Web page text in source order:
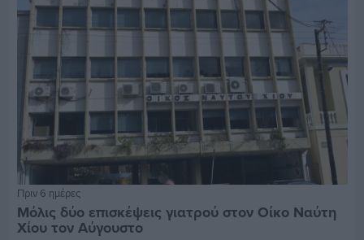
Πριν 6 ημέρες
Μόλις δύο επισκέψεις γιατρού στον Οίκο Ναύτη
Χίου τον Αύγουστο